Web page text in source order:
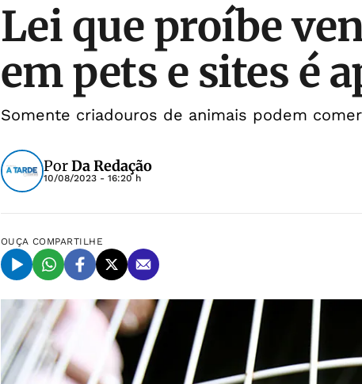
Lei que proíbe
em pets e sites é
Somente criadouros de animais podem
PorDa Redação
10/08/2023 - 16:20 h
OUÇA COMPARTILHE